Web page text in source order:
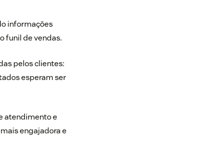
informações
funil de vendas.
pelos clientes:
esperam ser
atendimento e
engajadora e